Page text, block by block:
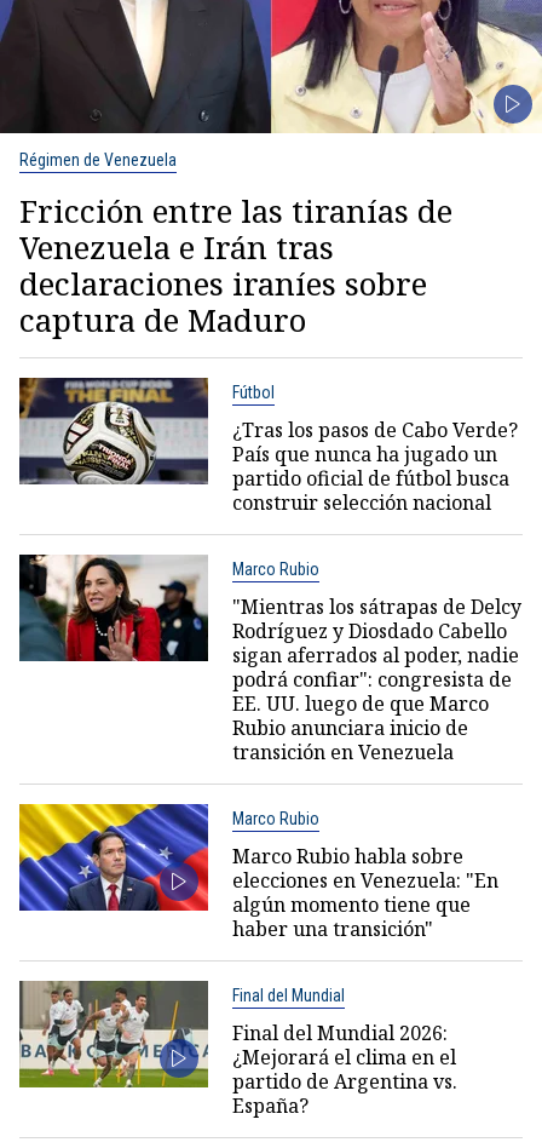
Régimen de Venezuela
Fricción entre las tiranías de
Venezuela e Irán tras
declaraciones iraníes sobre
captura de Maduro
Fútbol
¿Tras los pasos de Cabo Verde?
País que nunca ha jugado un
partido oficial de fútbol busca
construir selección nacional
Marco Rubio
"Mientras los sátrapas de Delcy
Rodríguez y Diosdado Cabello
sigan aferrados al poder, nadie
podrá confiar": congresista de
EE. UU. luego de que Marco
Rubio anunciara inicio de
transición en Venezuela
Marco Rubio
Marco Rubio habla sobre
elecciones en Venezuela: "En
algún momento tiene que
haber una transición"
Final del Mundial
Final del Mundial 2026:
¿Mejorará el clima en el
partido de Argentina vs.
España?